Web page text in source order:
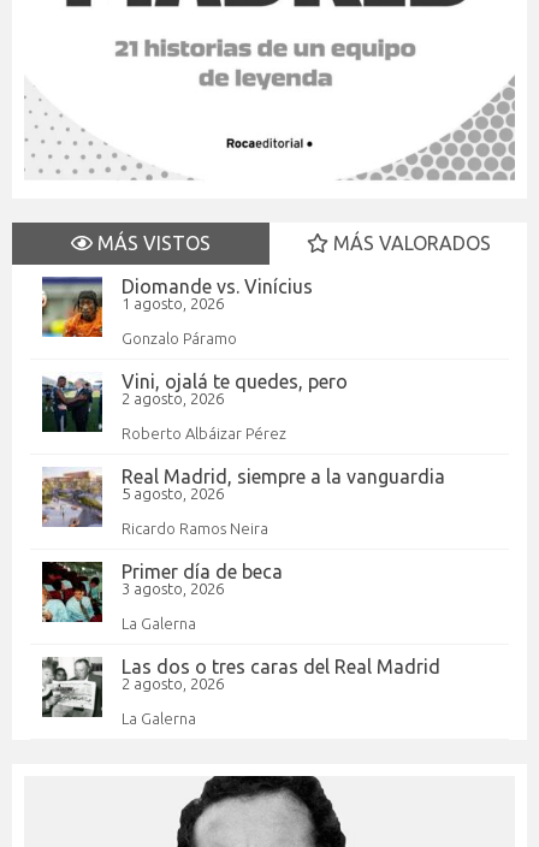
MÁS VISTOS
MÁS VALORADOS
Diomande vs. Vinícius
1 agosto, 2026
Gonzalo Páramo
Vini, ojalá te quedes, pero
2 agosto, 2026
Roberto Albáizar Pérez
Real Madrid, siempre a la vanguardia
5 agosto, 2026
Ricardo Ramos Neira
Primer día de beca
3 agosto, 2026
La Galerna
Las dos o tres caras del Real Madrid
2 agosto, 2026
La Galerna